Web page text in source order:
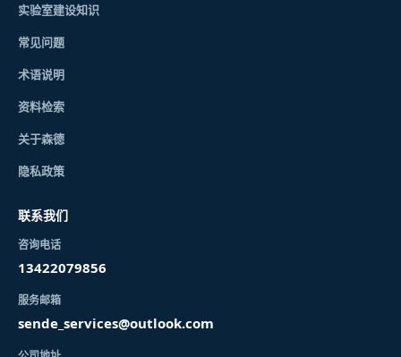
实验室建设知识
常见问题
术语说明
资料检索
关于森德
隐私政策
联系我们
咨询电话
13422079856
服务邮箱
sende_services@outlook.com